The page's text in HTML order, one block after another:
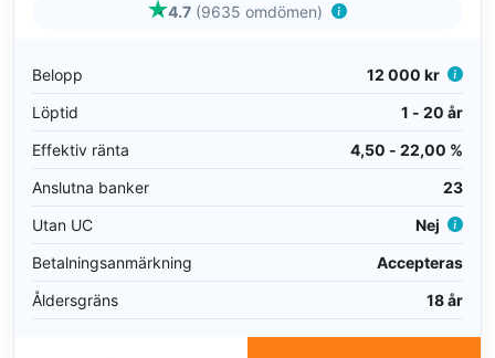
4.7 (9635 omdömen)
Belopp
12 000 kr
Löptid
1 - 20 år
Effektiv ränta
4,50 - 22,00 %
Anslutna banker
23
Utan UC
Nej
Betalningsanmärkning
Accepteras
Åldersgräns
18 år